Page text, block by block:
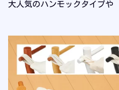
大人気のハンモックタイプや